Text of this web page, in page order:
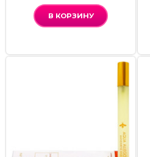
В КОРЗИНУ